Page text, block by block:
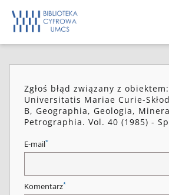
Zgłoś błąd związany z
Universitatis Mariae Curie-
B, Geographia, Geologia,
Petrographia. Vol. 40 (1985) -
E-mail*
Komentarz*